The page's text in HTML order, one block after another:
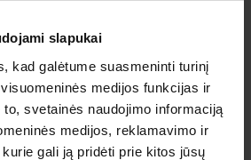
slapukai
kad galėtume suasmeninti turinį
medijos funkcijas ir
svetainės naudojimo informaciją
medijos, reklamavimo ir
gali ją pridėti prie kitos jūsų